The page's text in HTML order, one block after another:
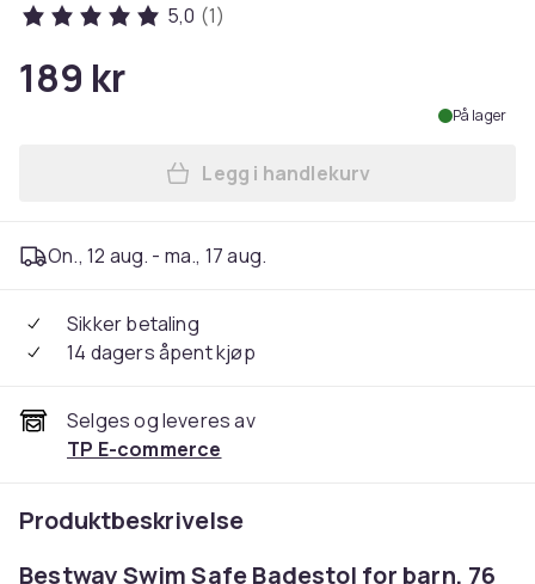
5,0 (1)
189 kr
På lager
Legg Bestway Swim Safe
Legg i handlekurv
On., 12 aug. - ma., 17 aug.
Sikker betaling
14 dagers åpent kjøp
Selges og leveres av
TP E-commerce
Produktbeskrivelse
Bestway Swim Safe Badestol for barn, 76